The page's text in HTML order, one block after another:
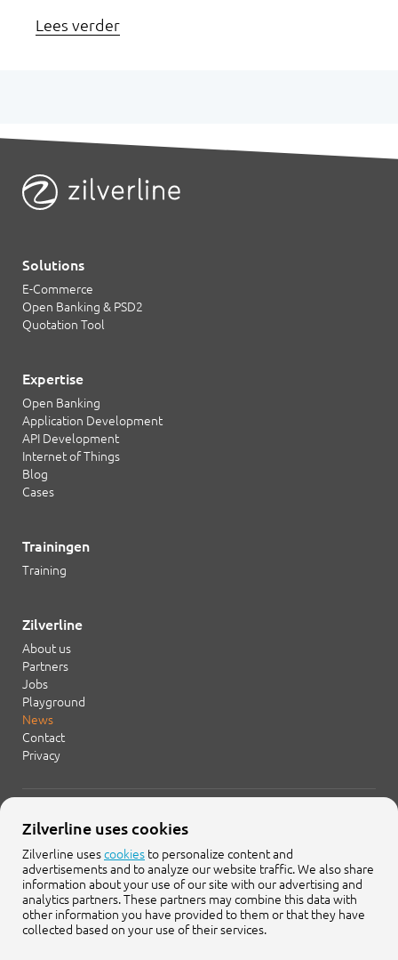
Lees verder
Solutions
E-Commerce
Open Banking & PSD2
Quotation Tool
Expertise
Open Banking
Application Development
API Development
Internet of Things
Blog
Cases
Trainingen
Training
Zilverline
About us
Partners
Jobs
Playground
News
Contact
Privacy
info@zilverline.com
Cruquiusweg 109-F
1019 AG Amsterdam
Zilverline uses cookies
Zilverline usescookies to personalize content and
advertisements and to analyze our website traffic. We also share
information about your use of our site with our advertising and
analytics partners. These partners may combine this data with
other information you have provided to them or that they have
collected based on your use of their services.